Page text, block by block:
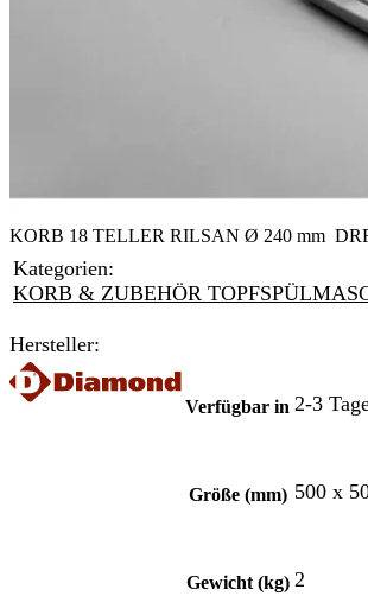
KORB 18 TELLER RILSAN Ø 240 mm
Kategorien:
KORB & ZUBEHÖR
Hersteller:
Verfügbar in 2-3
Größe (mm) 500 x
Gewicht (kg) 2